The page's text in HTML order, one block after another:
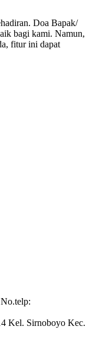
Doa Bapak/
bagi kami. Namun,
fitur ini dapat
Kel. Sirnoboyo Kec.